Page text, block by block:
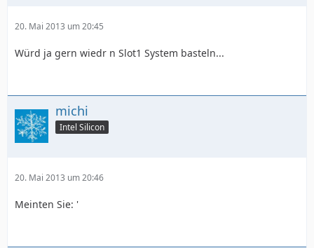
20. Mai 2013 um 20:45
Würd ja gern wiedr n Slot1 System basteln...
michi
Intel Silicon
20. Mai 2013 um 20:46
Meinten Sie: '